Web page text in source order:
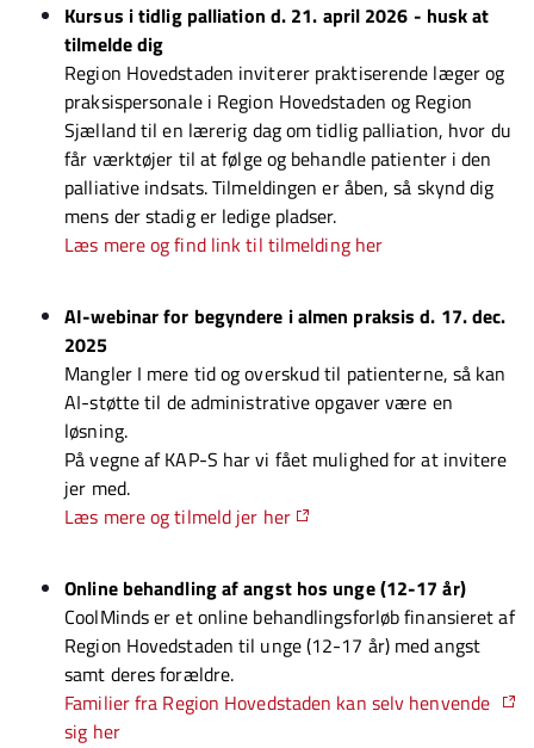
Kursus i tidlig palliation d. 21. april 2026 - husk at
tilmelde dig
Region Hovedstaden inviterer praktiserende læger og
praksispersonale i Region Hovedstaden og Region
Sjælland til en lærerig dag om tidlig palliation, hvor du
får værktøjer til at følge og behandle patienter i den
palliative indsats. Tilmeldingen er åben, så skynd dig
mens der stadig er ledige pladser.
Læs mere og find link til tilmelding her
AI-webinar for begyndere i almen praksis d. 17. dec.
2025
Mangler I mere tid og overskud til patienterne, så kan
AI-støtte til de administrative opgaver være en
løsning.
På vegne af KAP-S har vi fået mulighed for at invitere
jer med.
Læs mere og tilmeld jer her
Online behandling af angst hos unge (12-17 år)
CoolMinds er et online behandlingsforløb finansieret af
Region Hovedstaden til unge (12-17 år) med angst
samt deres forældre.
Familier fra Region Hovedstaden kan selv henvende
sig her